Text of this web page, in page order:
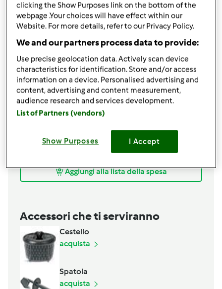
Ingredienti
grammi
latte intero
400grammipanna fresca
200grammizucchero
1cucchiainoVanillina concentrata bimby
2cucchiaini rasiFarina di semi di carruba
COULIS DI FRAGOLE
grammizucchero
succo di limone
Aggiungi alla lista della spesa
Accessori che ti serviranno
Cestello
acquista
Spatola
acquista
clicking the Show Purposes link on the bottom of the
webpage .Your choices will have effect within our
Website. For more details, refer to our Privacy Policy.
We and our partners process data to provide:
Use precise geolocation data. Actively scan device
characteristics for identification. Store and/or access
information on a device. Personalised advertising and
content, advertising and content measurement,
audience research and services development.
List of Partners (vendors)
Show Purposes I Accept